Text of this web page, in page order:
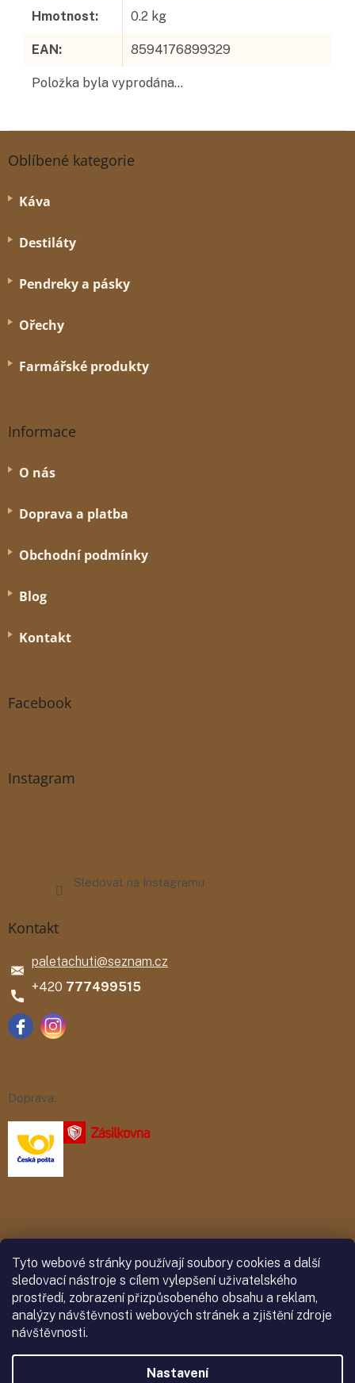
Tyto webové stránky používají soubory cookies a další
sledovací nástroje s cílem vylepšení uživatelského
prostředí, zobrazení přizpůsobeného obsahu a reklam,
analýzy návštěvnosti webových stránek a zjištění zdroje
návštěvnosti.
Nastavení
Hmotnost: 0.2 kg
EAN: 8594176899329
Položka byla vyprodána…
Oblíbené kategorie
Káva
Destiláty
Pendreky a pásky
Ořechy
Farmářské produkty
Informace
O nás
Doprava a platba
Obchodní podmínky
Blog
Kontakt
Facebook
Instagram
Sledovat na Instagramu
Kontakt
paletachuti@seznam.cz
777499515
Doprava:
Vytvořil Shoptet